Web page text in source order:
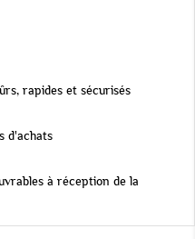
rapides et sécurisés
d'achats
à réception de la